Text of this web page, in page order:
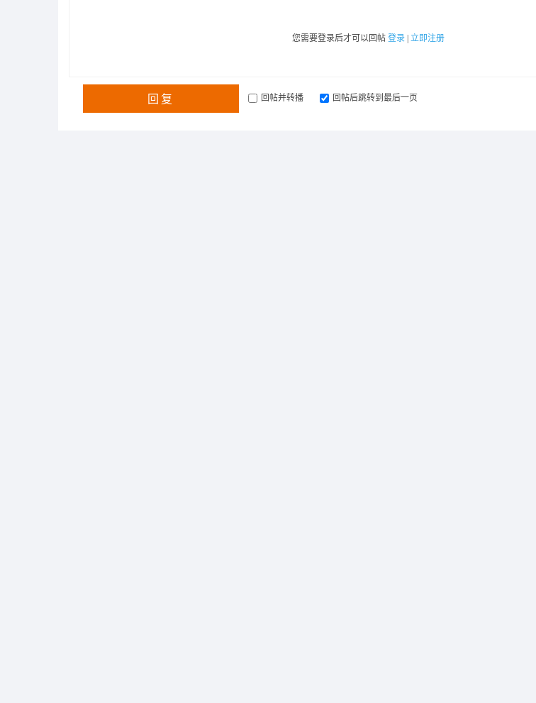
您需要登录后才可以回帖 登录 立即注册
回复 回帖并转播 回帖后跳转到最后一页